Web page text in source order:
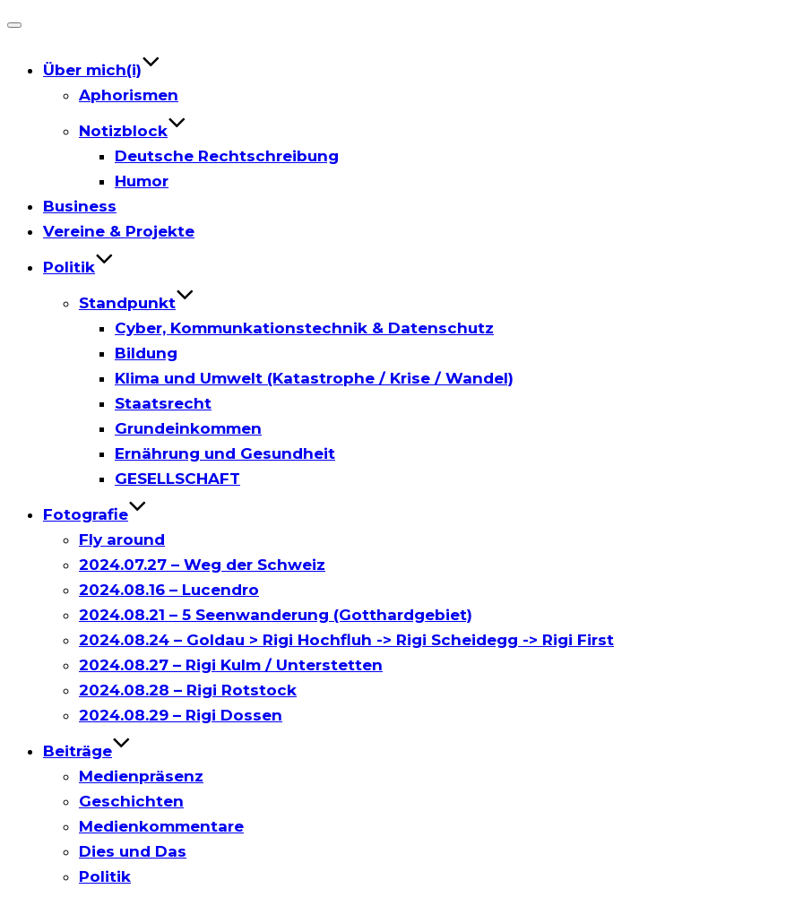
navigation
Über mich(i)
Aphorismen
Notizblock
Deutsche Rechtschreibung
Humor
Business
Vereine & Projekte
Politik
Standpunkt
Cyber, Kommunkationstechnik & Datenschutz
Bildung
Klima und Umwelt (Katastrophe / Krise / Wandel)
Staatsrecht
Grundeinkommen
Ernährung und Gesundheit
GESELLSCHAFT
Fotografie
Fly around
2024.07.27 – Weg der Schweiz
2024.08.16 – Lucendro
2024.08.21 – 5 Seenwanderung (Gotthardgebiet)
2024.08.24 – Goldau > Rigi Hochfluh -> Rigi Scheidegg -> Rigi First
2024.08.27 – Rigi Kulm / Unterstetten
2024.08.28 – Rigi Rotstock
2024.08.29 – Rigi Dossen
Beiträge
Medienpräsenz
Geschichten
Medienkommentare
Dies und Das
Politik